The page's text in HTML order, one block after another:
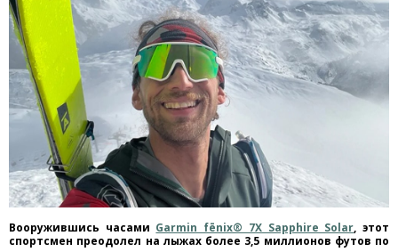
Вооружившись часами Garmin fēnix® 7X Sapphire Solar, этот
спортсмен преодолел на лыжах более 3,5 миллионов футов по